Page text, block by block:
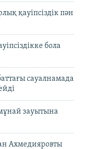
қауіпсіздік пән
бола
сауалнамада
зауытына
Ахмедияровты